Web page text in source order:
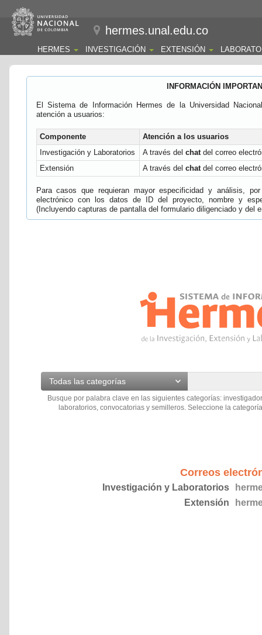
hermes.unal.edu.co
HERMES INVESTIGACIÓN EXTENSIÓN
INFORMACIÓN
El Sistema de Información Hermes de la Universidad
atención a usuarios:
Componente
Atención a los usuarios
Investigación y Laboratorios
A través del chatdel correo
Extensión
A través del chatdel correo
Para casos que requieran mayor especificidad y análisis,
electrónico con los datos de ID del proyecto, nombre y
(Incluyendo capturas de pantalla del formulario diligenciado y del
Todas las categorías
Busque por palabra clave en las siguientes categorías:
laboratorios, convocatorias y semilleros. Seleccione la
Correos
Investigación y Laboratorios
Extensión